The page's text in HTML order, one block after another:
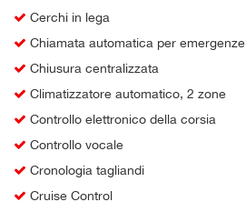
Cerchi in lega
Chiamata automatica per emergenze
Chiusura centralizzata
Climatizzatore automatico, 2 zone
Controllo elettronico della corsia
Controllo vocale
Cronologia tagliandi
Cruise Control